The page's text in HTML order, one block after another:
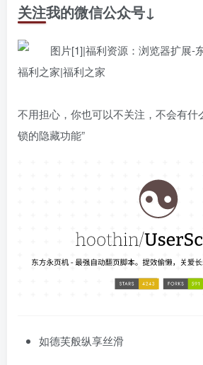
关注我的微信公众号↓
不用担心，你也可以不关注，不会有什
锁的隐藏功能”
如德芙般纵享丝滑